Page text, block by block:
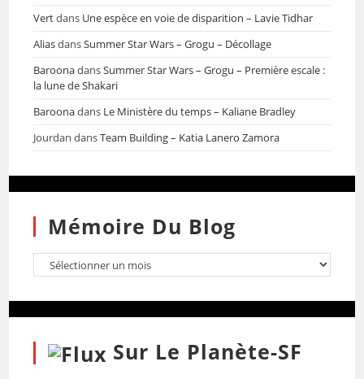
Vertdans Une espèce en voie de disparition – Lavie Tidhar
AliasdansSummer Star Wars – Grogu – Décollage
BaroonadansSummer Star Wars – Grogu – Première escale :
la lune de Shakari
Baroonadans Le Ministère du temps – Kaliane Bradley
Jourdan dansTeam Building – Katia Lanero Zamora
Mémoire Du Blog
Sur Le Planète-SF